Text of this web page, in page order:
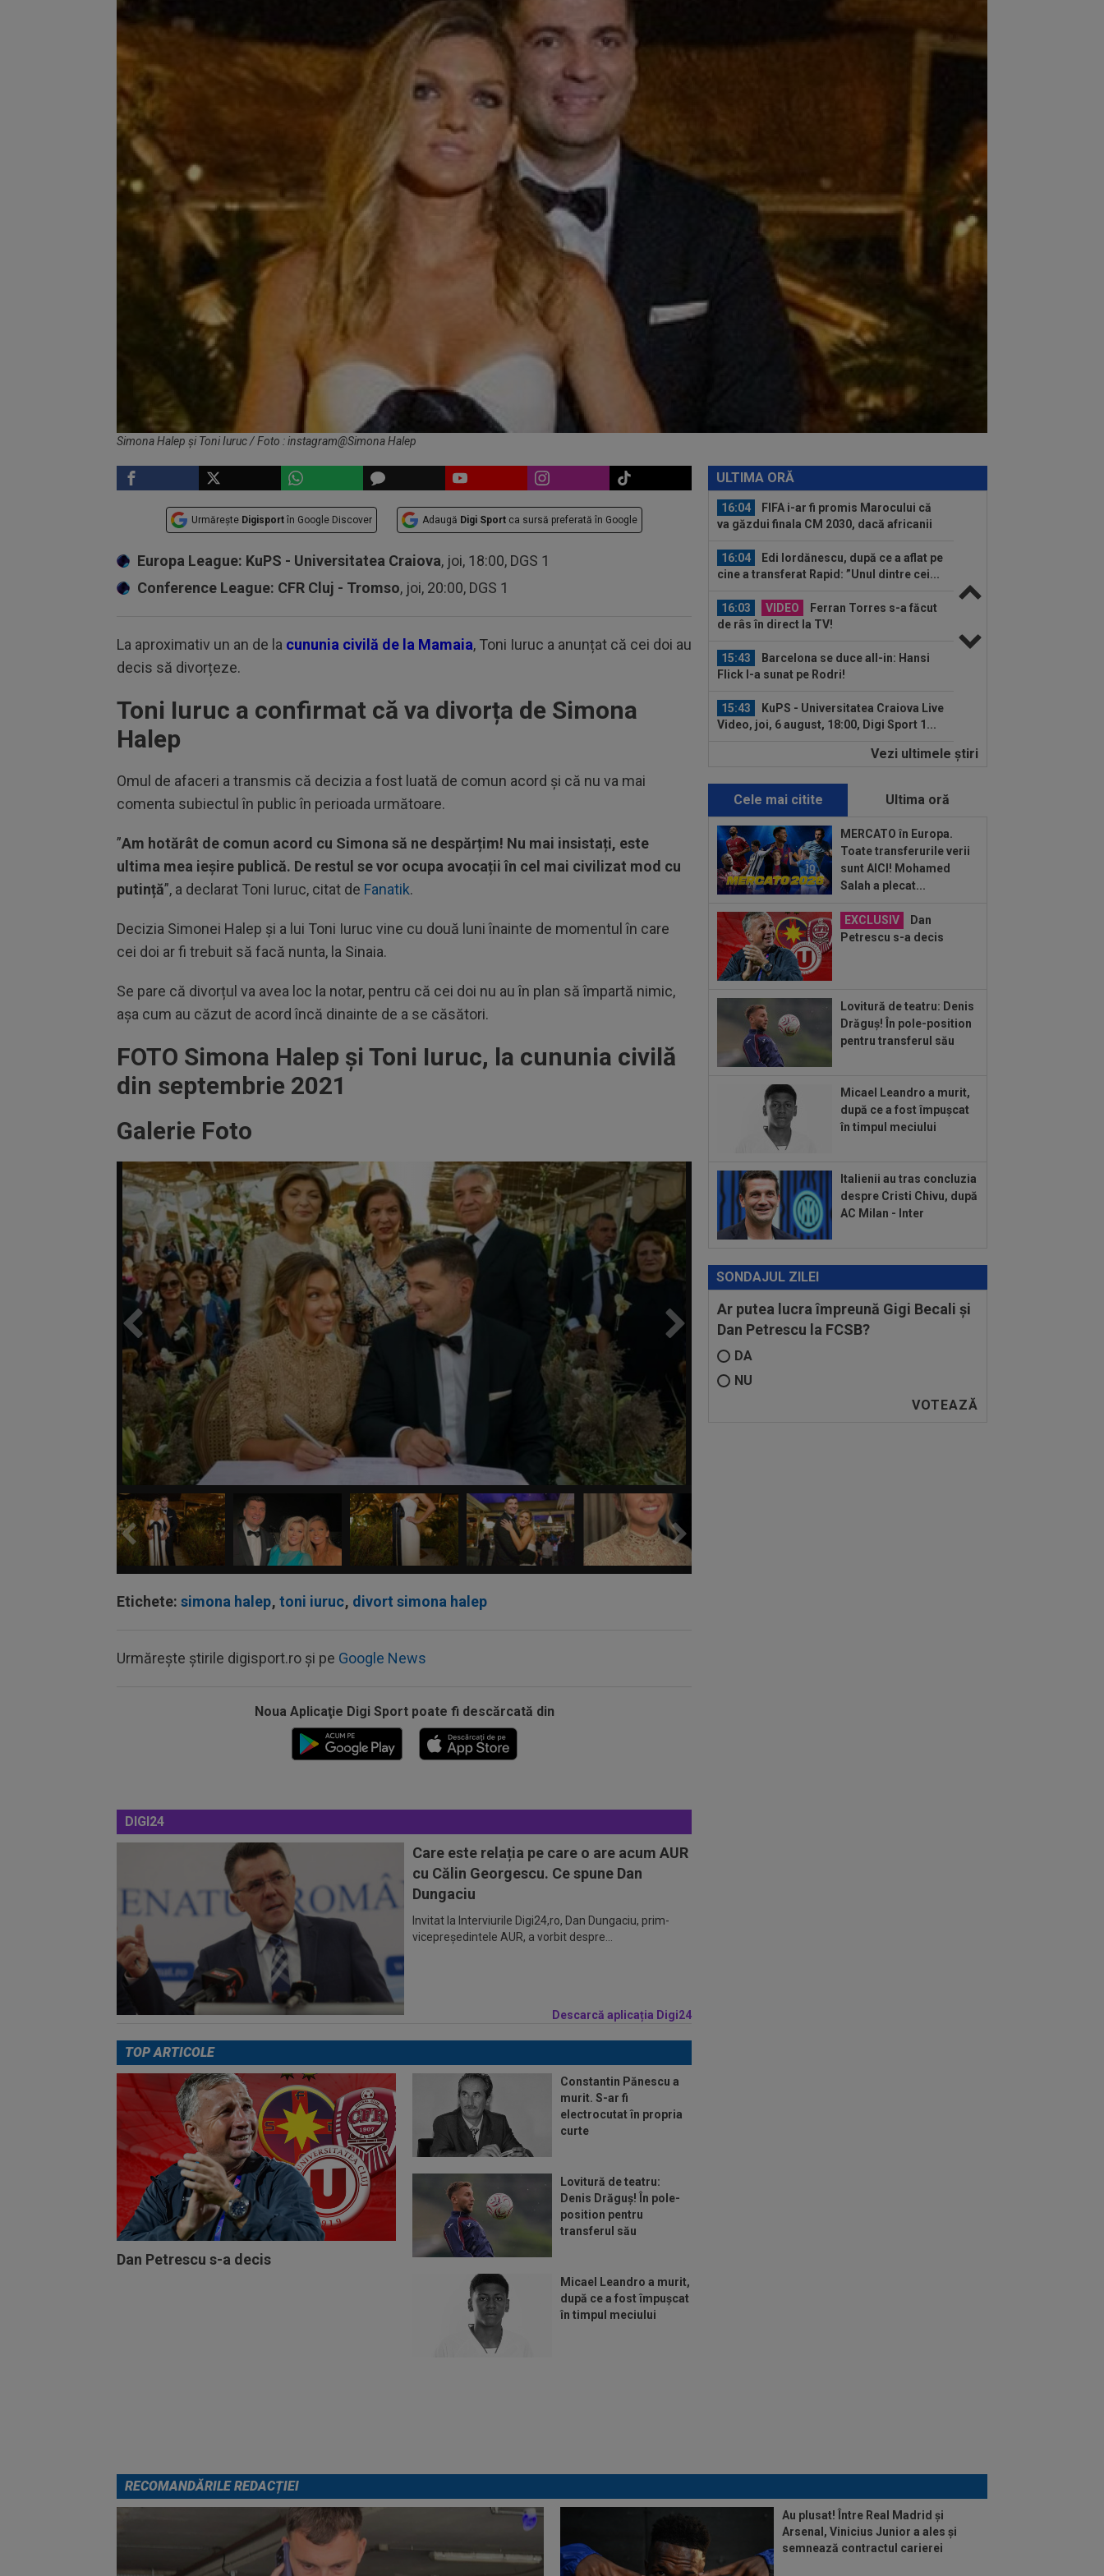
Simona Halep și Toni Iuruc / Foto : instagram@Simona Halep
Urmărește Digisport în Google Discover Adaugă Digi Sport ca sursă preferată în Google
Europa League: KuPS - Universitatea Craiova, joi, 18:00, DGS 1
Conference League: CFR Cluj - Tromso, joi, 20:00, DGS 1
La aproximativ un an de la cununia civilă de la Mamaia, Toni Iuruc a anunțat că cei doi au
decis să divorțeze.
Toni Iuruc a confirmat că va divorța de Simona
Halep
Omul de afaceri a transmis că decizia a fost luată de comun acord și că nu va mai
comenta subiectul în public în perioada următoare.
”Am hotărât de comun acord cu Simona să ne despărțim! Nu mai insistați, este
ultima mea ieșire publică. De restul se vor ocupa avocații în cel mai civilizat mod cu
putință”, a declarat Toni Iuruc, citat de Fanatik.
Decizia Simonei Halep și a lui Toni Iuruc vine cu două luni înainte de momentul în care
cei doi ar fi trebuit să facă nunta, la Sinaia.
Se pare că divorțul va avea loc la notar, pentru că cei doi nu au în plan să împartă nimic,
așa cum au căzut de acord încă dinainte de a se căsători.
FOTO Simona Halep și Toni Iuruc, la cununia civilă
din septembrie 2021
Galerie Foto
Etichete: simona halep, toni iuruc, divort simona halep
Urmărește știrile digisport.ro și pe Google News
Noua Aplicaţie Digi Sport poate fi descărcată din
DIGI24
Care este relația pe care o are acum AUR
cu Călin Georgescu. Ce spune Dan
Dungaciu
Invitat la Interviurile Digi24,ro, Dan Dungaciu, prim-
vicepreședintele AUR, a vorbit despre...
Descarcă aplicația Digi24
ULTIMA ORĂ
KuPS - Universitatea Craiova Live
Video, joi, 6 august, 18:00, Digi Sport 1...
joi, 6 august, 19:30, DGS 2. Misiune grea
UTA - Rapid, LIVE VIDEO, vineri,
21:00, în direct la Digi Sport 1. Se anunță
Ilie Dumitrescu a
numit pe față marea problemă de la FCSB:
Rapid a făcut anunțul despre
biletele la derby-ul cu Dinamo!
Arsenal, Vinicius Junior a ales și
semnează...
16:04
FIFA i-ar fi promis Marocului că
va găzdui finala CM 2030, dacă africanii
16:04
Edi Iordănescu, după ce a aflat pe
cine a transferat Rapid: ”Unul dintre cei...
16:03 VIDEO
Ferran Torres s-a făcut
de râs în direct la TV!
15:43
Barcelona se duce all-in: Hansi
Flick l-a sunat pe Rodri!
15:43
KuPS - Universitatea Craiova Live
Video, joi, 6 august, 18:00, Digi Sport 1...
CFR Cluj - Tromso, Live Video,
15:42
UTA - Rapid, LIVE VIDEO, vineri,
21:00, în direct la Digi Sport 1. Se anunță
un...
15:40
EXCLUSIV
Ilie Dumitrescu a
numit pe față marea problemă de la FCSB:
"Nu e Gigi"
biletele la derby-ul cu Dinamo!
16:17
Au plusat! Între Real Madrid și
Arsenal, Vinicius Junior a ales și
16:04
FIFA i-ar fi promis Marocului că
va găzdui finala CM 2030, dacă africanii
16:04
Edi Iordănescu, după ce a aflat pe
VIDEO
Ferran Torres s-a făcut
de râs în direct la TV!
Flick l-a sunat pe Rodri!
Vezi ultimele ştiri
Cele mai citite Ultima oră
MERCATO în Europa.
Toate transferurile verii
sunt AICI! Mohamed
Salah a plecat...
EXCLUSIV
Dan
Petrescu s-a decis
Lovitură de teatru: Denis
Drăguș! În pole-position
pentru transferul său
Micael Leandro a murit,
după ce a fost împușcat
în timpul meciului
Italienii au tras concluzia
despre Cristi Chivu, după
AC Milan - Inter
SONDAJUL ZILEI
Ar putea lucra împreună Gigi Becali și
Dan Petrescu la FCSB?
DA
NU
TOP ARTICOLE
Dan Petrescu s-a decis
Constantin Pănescu a
murit. S-ar fi
electrocutat în propria
curte
Lovitură de teatru:
Denis Drăguș! În pole-
position pentru
transferul său
Micael Leandro a murit,
după ce a fost împușcat
în timpul meciului
RECOMANDĂRILE REDACȚIEI
Au plusat! Între Real Madrid și
Arsenal, Vinicius Junior a ales și
semnează contractul carierei